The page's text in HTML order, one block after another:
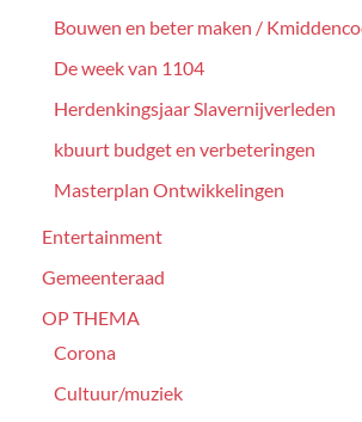
Bouwen en beter maken /
De week van 1104
Herdenkingsjaar Slavernijverleden
kbuurt budget en verbeteringen
Masterplan Ontwikkelingen
Entertainment
Gemeenteraad
OP THEMA
Corona
Cultuur/muziek